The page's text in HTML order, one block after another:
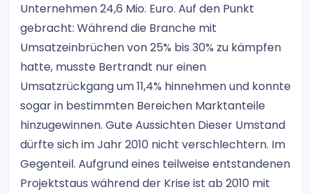
Unternehmen 24,6 Mio. Euro. Auf den Punkt
gebracht: Während die Branche mit
Umsatzeinbrüchen von 25% bis 30% zu kämpfen
hatte, musste Bertrandt nur einen
Umsatzrückgang um 11,4% hinnehmen und konnte
sogar in bestimmten Bereichen Marktanteile
hinzugewinnen. Gute Aussichten Dieser Umstand
dürfte sich im Jahr 2010 nicht verschlechtern. Im
Gegenteil. Aufgrund eines teilweise entstandenen
Projektstaus während der Krise ist ab 2010 mit